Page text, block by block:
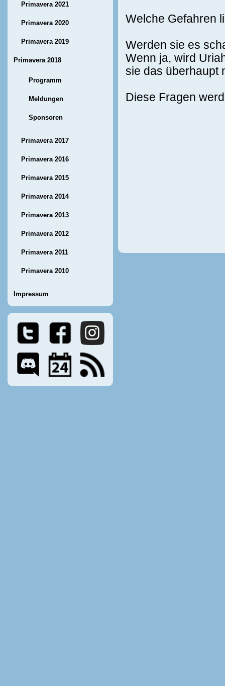
Primavera 2021
Primavera 2020
Primavera 2019
Primavera 2018
Programm
Meldungen
Sponsoren
Primavera 2017
Primavera 2016
Primavera 2015
Primavera 2014
Primavera 2013
Primavera 2012
Primavera 2011
Primavera 2010
Impressum
Welche Gefahren
Werden sie es
Wenn ja, wird
sie das überhaupt
Diese Fragen